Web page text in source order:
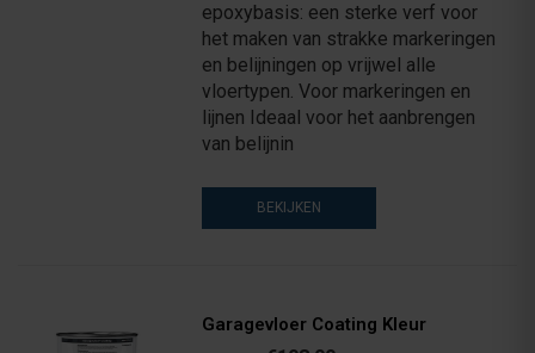
epoxybasis: een sterke verf voor
het maken van strakke markeringen
en belijningen op vrijwel alle
vloertypen. Voor markeringen en
lijnen Ideaal voor het aanbrengen
van belijnin
BEKIJKEN
Garagevloer Coating Kleur